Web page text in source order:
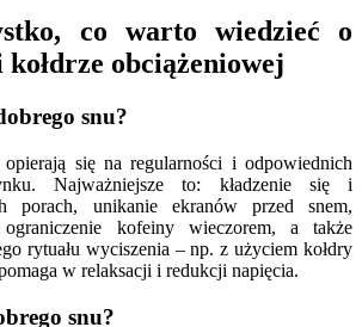
co warto wiedzieć o
obciążeniowej
snu?
się na regularności i odpowiednich
Najważniejsze to: kładzenie się i
porach, unikanie ekranów przed snem,
kofeiny wieczorem, a także
rytuału wyciszenia – np. z użyciem kołdry
w relaksacji i redukcji napięcia.
snu?